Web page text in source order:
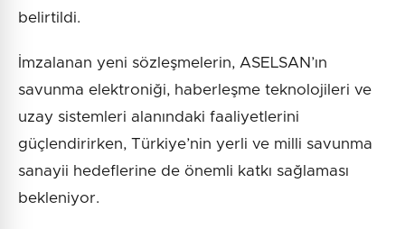
belirtildi.
İmzalanan yeni sözleşmelerin, ASELSAN’ın
savunma elektroniği, haberleşme teknolojileri ve
uzay sistemleri alanındaki faaliyetlerini
güçlendirirken, Türkiye’nin yerli ve milli savunma
sanayii hedeflerine de önemli katkı sağlaması
bekleniyor.